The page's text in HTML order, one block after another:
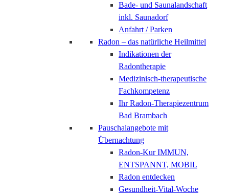
Bade- und Saunalandschaft
inkl. Saunadorf
Anfahrt / Parken
Radon – das natürliche Heilmittel
Indikationen der
Radontherapie
Medizinisch-therapeutische
Fachkompetenz
Ihr Radon-Therapiezentrum
Bad Brambach
Pauschalangebote mit
Übernachtung
Radon-Kur IMMUN,
ENTSPANNT, MOBIL
Radon entdecken
Gesundheit-Vital-Woche